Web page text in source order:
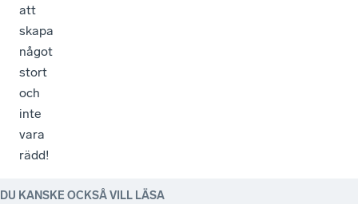
att
skapa
något
stort
och
inte
vara
rädd!
DU KANSKE OCKSÅ VILL LÄSA